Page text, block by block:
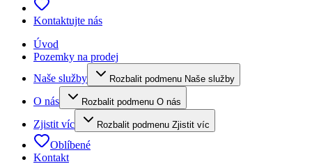
Kontaktujte nás
Úvod
Pozemky na prodej
Naše služby
Rozbalit podmenu Naše služby
O nás Rozbalit podmenu O nás
Zjistit víc Rozbalit podmenu Zjistit víc
Oblíbené
Kontakt